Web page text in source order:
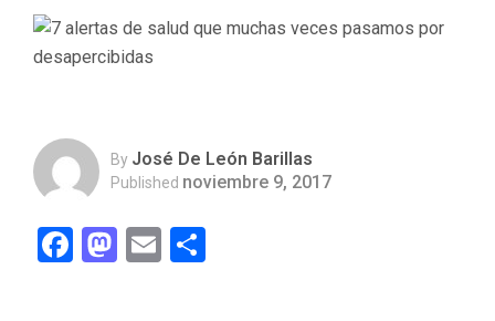
By José De León Barillas
Published noviembre 9, 2017
Facebook
Mastodon
Email